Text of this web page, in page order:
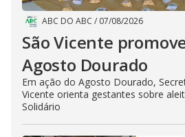
ABC DO ABC / 07/08/2026
São Vicente
Agosto Dourado
Em ação do Agosto Dourado,
Vicente orienta gestantes sobre
Solidário